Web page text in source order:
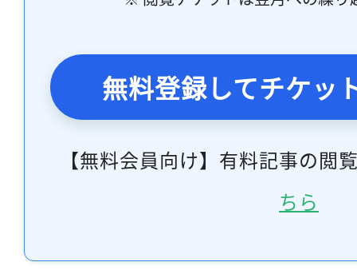
無料登録してチケッ
【無料会員向け】有料記事の閲
ちら